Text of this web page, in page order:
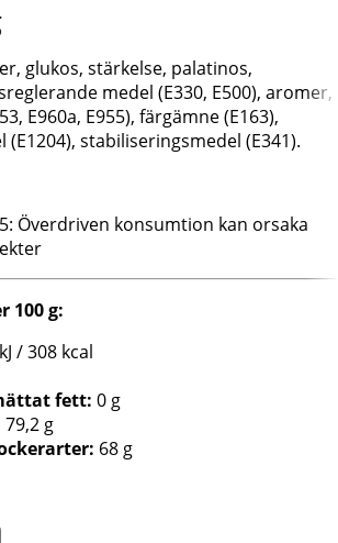
glukos, stärkelse, palatinos,
medel (E330, E500), aromer,
E960a, E955), färgämne (E163),
stabiliseringsmedel (E341).
Överdriven konsumtion kan orsaka
100 g:
/ 308 kcal
fett: 0 g
79,2 g
68 g